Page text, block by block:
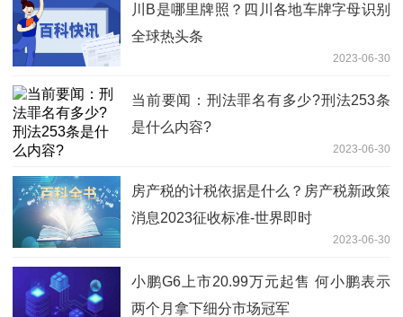
川B是哪里牌照？四川各地车牌字母识别
全球热头条
2023-06-30
当前要闻：刑法罪名有多少?刑法253条
是什么内容?
2023-06-30
房产税的计税依据是什么？房产税新政策
消息2023征收标准-世界即时
2023-06-30
小鹏G6上市20.99万元起售 何小鹏表示
两个月拿下细分市场冠军